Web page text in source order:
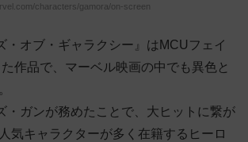
characters/gamora/on-screen
・オブ・ギャラクシー』はMCUフェイ
作品で、マーベル映画の中でも異色と
・ガンが務めたことで、大ヒットに繋が
気キャラクターが多く在籍するヒーロ